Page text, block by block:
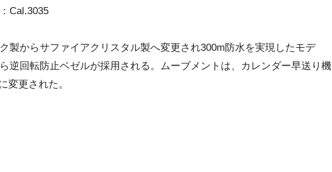
Cal.3035
製からサファイアクリスタル製へ変更され300m防水を実現したモデ
逆回転防止ベゼルが採用される。ムーブメントは、カレンダー早送り機
変更された。